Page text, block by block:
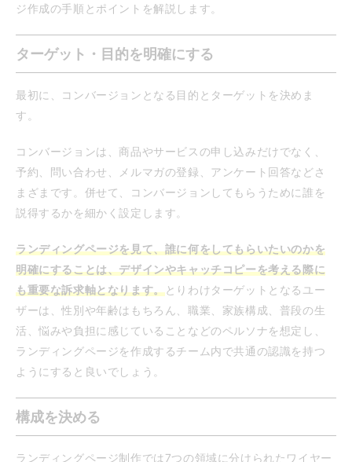
ジ作成の手順とポイントを解説します。
ターゲット・目的を明確にする
最初に、コンバージョンとなる目的とターゲットを決めま
す。
コンバージョンは、商品やサービスの申し込みだけでなく、
予約、問い合わせ、メルマガの登録、アンケート回答などさ
まざまです。併せて、コンバージョンしてもらうために誰を
説得するかを細かく設定します。
ランディングページを見て、誰に何をしてもらいたいのかを
明確にすることは、デザインやキャッチコピーを考える際に
も重要な訴求軸となります。とりわけターゲットとなるユー
ザーは、性別や年齢はもちろん、職業、家族構成、普段の生
活、悩みや負担に感じていることなどのペルソナを想定し、
ランディングページを作成するチーム内で共通の認識を持つ
ようにすると良いでしょう。
構成を決める
ランディングページ制作では7つの領域に分けられたワイヤー